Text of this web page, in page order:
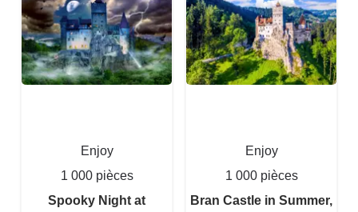
Enjoy
1 000 pièces
Spooky Night at
Enjoy
1 000 pièces
Bran Castle in Summer,